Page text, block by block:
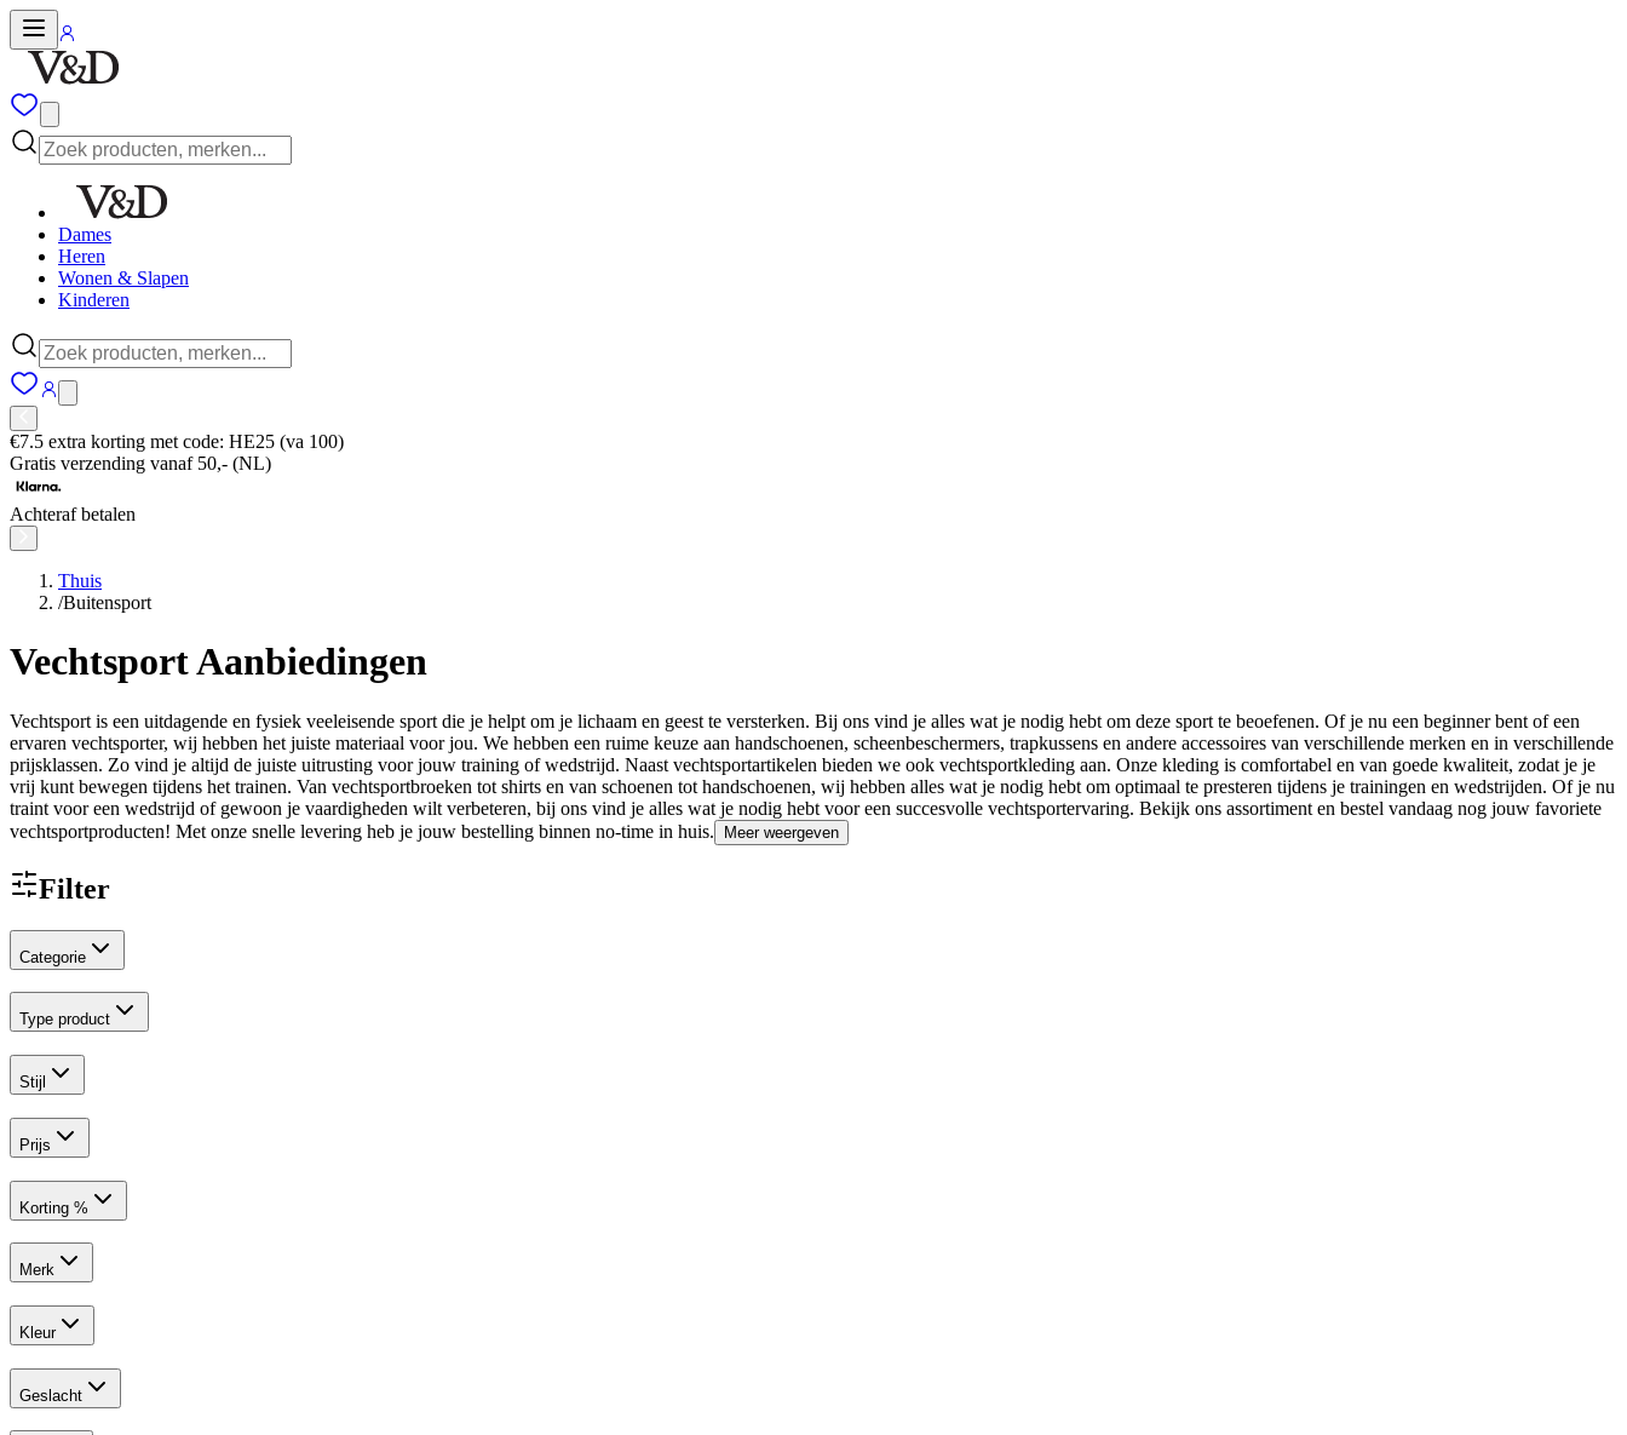
Dames
Heren
Wonen & Slapen
Kinderen
€7.5 extra korting met code: HE25 (va 100)
Gratis verzending vanaf 50,- (NL)
Achteraf betalen
Thuis
/Buitensport
Vechtsport Aanbiedingen
Vechtsport is een uitdagende en fysiek veeleisende sport die je helpt om je lichaam en geest te versterken. Bij ons vind je alles wat je nodig hebt om deze sport te beoefenen. Of je nu een beginner bent of een
ervaren vechtsporter, wij hebben het juiste materiaal voor jou. We hebben een ruime keuze aan handschoenen, scheenbeschermers, trapkussens en andere accessoires van verschillende merken en in verschillende
prijsklassen. Zo vind je altijd de juiste uitrusting voor jouw training of wedstrijd. Naast vechtsportartikelen bieden we ook vechtsportkleding aan. Onze kleding is comfortabel en van goede kwaliteit, zodat je je
vrij kunt bewegen tijdens het trainen. Van vechtsportbroeken tot shirts en van schoenen tot handschoenen, wij hebben alles wat je nodig hebt om optimaal te presteren tijdens je trainingen en wedstrijden. Of je nu
traint voor een wedstrijd of gewoon je vaardigheden wilt verbeteren, bij ons vind je alles wat je nodig hebt voor een succesvolle vechtsportervaring. Bekijk ons assortiment en bestel vandaag nog jouw favoriete
vechtsportproducten! Met onze snelle levering heb je jouw bestelling binnen no-time in huis.
Meer weergeven
Filter
Categorie
Type product
Stijl
Prijs
Korting %
Merk
Kleur
Geslacht